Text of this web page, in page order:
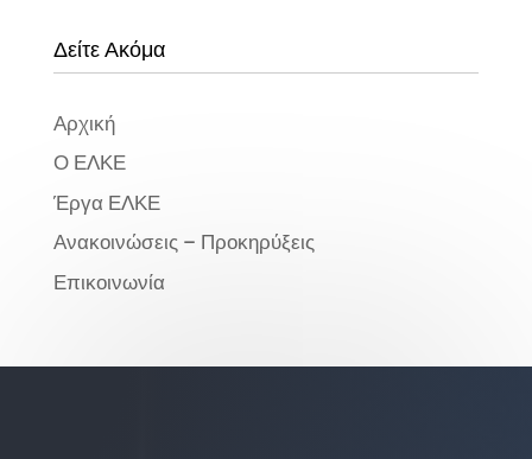
Δείτε Ακόμα
Αρχική
Ο ΕΛΚΕ
Έργα ΕΛΚΕ
Ανακοινώσεις – Προκηρύξεις
Επικοινωνία